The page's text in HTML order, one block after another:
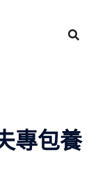
專包養